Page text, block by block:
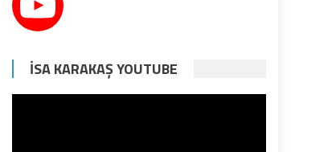
İSA KARAKAŞ YOUTUBE